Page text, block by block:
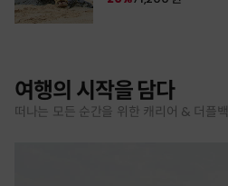
여행의 시작을 담다
떠나는 모든 순간을 위한 캐리어 & 더플백